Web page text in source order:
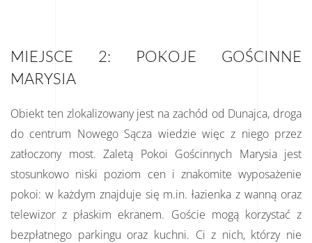
MIEJSCE 2: POKOJE GOŚCINNE
MARYSIA
Obiekt ten zlokalizowany jest na zachód od Dunajca, droga
do centrum Nowego Sącza wiedzie więc z niego przez
zatłoczony most. Zaletą Pokoi Gościnnych Marysia jest
stosunkowo niski poziom cen i znakomite wyposażenie
pokoi: w każdym znajduje się m.in. łazienka z wanną oraz
telewizor z płaskim ekranem. Goście mogą korzystać z
bezpłatnego parkingu oraz kuchni. Ci z nich, którzy nie